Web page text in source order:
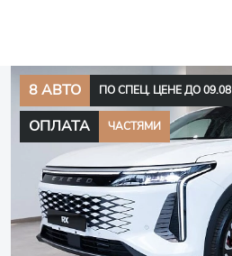
8 АВТО ПО СПЕЦ. ЦЕНЕ ДО 09.08
ОПЛАТА ЧАСТЯМИ